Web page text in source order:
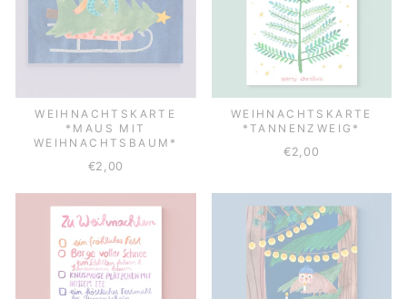
WEIHNACHTSKARTE
*MAUS MIT
WEIHNACHTSBAUM*
€2,00
WEIHNACHTSKARTE
*TANNENZWEIG*
€2,00